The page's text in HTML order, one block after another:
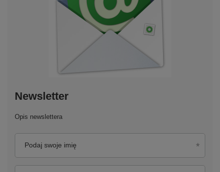
Newsletter
Opis newslettera
Podaj swoje imię